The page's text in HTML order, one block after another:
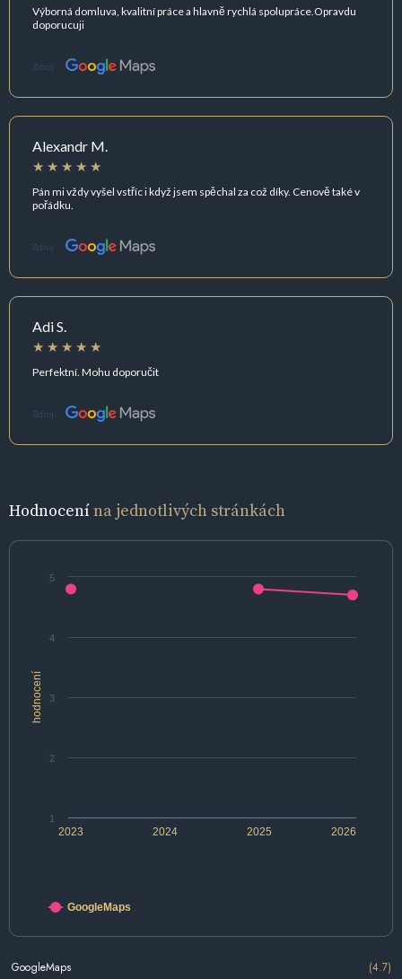
Výborná domluva, kvalitní práce a hlavně rychlá spolupráce.Opravdu
doporucuji
Zdroj:
Alexandr M.
Pán mi vždy vyšel vstříc i když jsem spěchal za což díky. Cenově také v
pořádku.
Zdroj:
Adi S.
Perfektní. Mohu doporučit
Zdroj:
Hodnocenína jednotlivých stránkách
hodnocení
2024 2026
2023 2025
1
2
3
4
5
GoogleMaps
GoogleMaps (4.7)